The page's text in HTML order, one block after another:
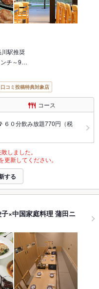
川駅推奨
ンチ～9…
口コミ投稿特典対象店
コース
６０分飲み放題770円（税
しました。
新してください。
する
×中国家庭料理 蒲田ニ